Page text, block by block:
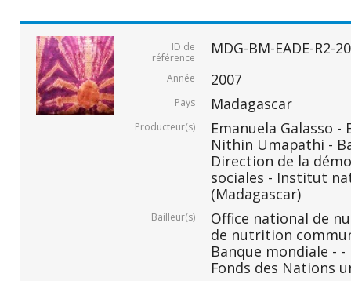
ID de
référence
MDG-BM-EADE-R2-
Année 2007
Pays Madagascar
Producteur(s)
Emanuela Galasso -
Nithin Umapathi -
Direction de la
sociales - Institut
(Madagascar)
Bailleur(s)
Office national de
de nutrition
Banque mondiale - -
Fonds des Nations